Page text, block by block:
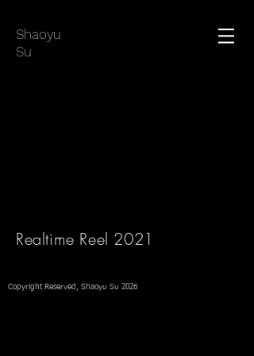
Shaoyu
Su
Realtime Reel 2021
Copyright Reserved, Shaoyu Su 2026